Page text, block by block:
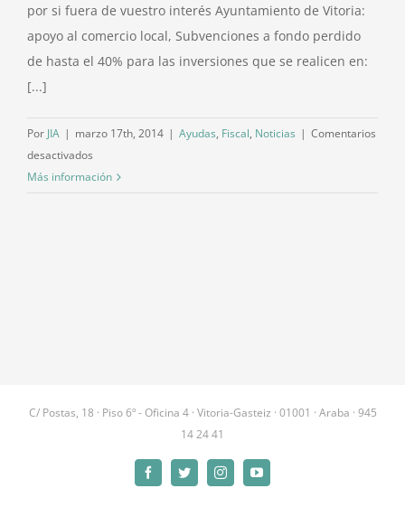
por si fuera de vuestro interés Ayuntamiento de Vitoria:
apoyo al comercio local, Subvenciones a fondo perdido
de hasta el 40% para las inversiones que se realicen en:
[...]
Por JIA | marzo 17th, 2014 | Ayudas, Fiscal, Noticias | Comentarios
desactivados
Ayudas
Más información
C/ Postas, 18 · Piso 6º - Oficina 4 · Vitoria-Gasteiz · 01001 · Araba · 945
14 24 41
FacebookTwitterInstagramYouTube